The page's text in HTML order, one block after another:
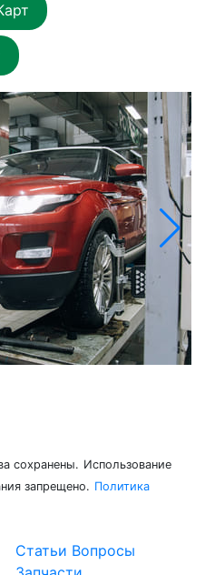
сохранены. Использование
запрещено. Политика
Статьи Вопросы